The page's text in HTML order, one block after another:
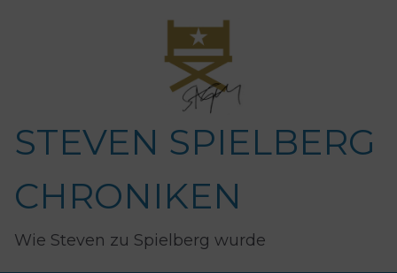
STEVEN SPIELBERG
CHRONIKEN
Wie Steven zu Spielberg wurde